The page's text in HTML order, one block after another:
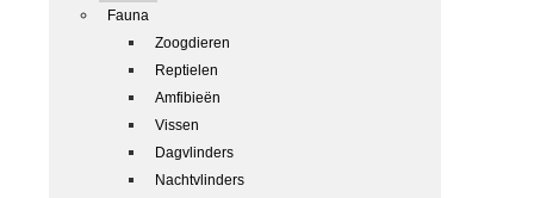
Fauna
Zoogdieren
Reptielen
Amfibieën
Vissen
Dagvlinders
Nachtvlinders